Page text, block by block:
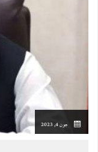
جون 4, 2023